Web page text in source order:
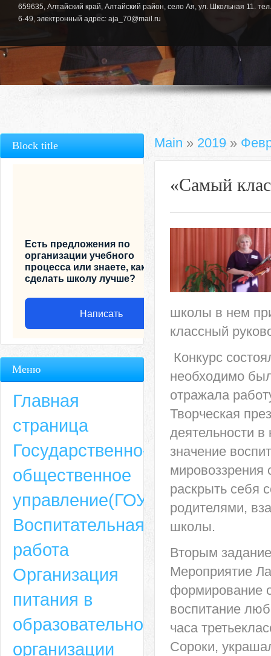
659635, Алтайский край, Алтайский район, село Ая, ул. Школьная 11.
6-49, электронный адрес: aja_70@mail.ru
Адрес
659635, Алтайский край, Алтайский район, село Ая, ул. Школьная 11.
6-49, электронный адрес: aja_70@mail.ru
Main » 2019 »
«Самый
школы в нем
классный
Конкурс
необходимо
отражала
Творческая
деятельности
значение
раскрыть себя
родителями,
школы.
Вторым
Мероприятие
формирование
воспитание
часа
Сороки,
Block title
Есть предложения по
организации учебного
процесса или знаете, как
сделать школу лучше?
Написать
Меню
Главная
страница
Государственно-
общественное
управление(ГОУ)
Воспитательная
работа
Организация
питания в
образовательной
организации